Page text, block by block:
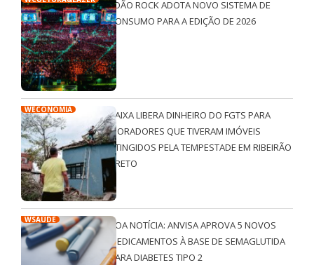
JOÃO ROCK ADOTA NOVO SISTEMA DE
CONSUMO PARA A EDIÇÃO DE 2026
WECONOMIA
CAIXA LIBERA DINHEIRO DO FGTS PARA
MORADORES QUE TIVERAM IMÓVEIS
ATINGIDOS PELA TEMPESTADE EM RIBEIRÃO
PRETO
WSAÚDE
BOA NOTÍCIA: ANVISA APROVA 5 NOVOS
MEDICAMENTOS À BASE DE SEMAGLUTIDA
PARA DIABETES TIPO 2